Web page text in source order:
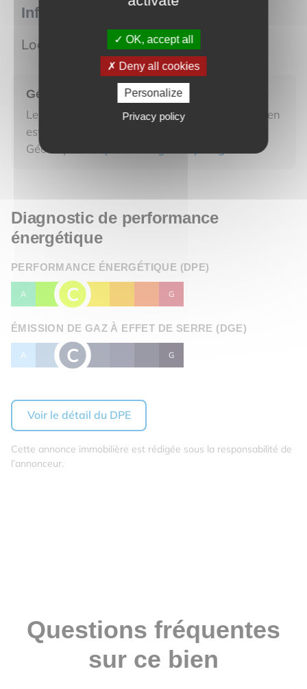
Informations sur le lot
Localisation :
Morteau
Géorisques
Les informations sur les risques auxquels ce bien
est exposé sont disponibles sur le site
Géorisques.
Diagnostic de performance
énergétique
PERFORMANCE ÉNERGÉTIQUE (DPE)
A C G
ÉMISSION DE GAZ À EFFET DE SERRE (DGE)
A C G
Voir le détail du DPE
Cette annonce immobilière est rédigée sous la responsabilité de
l’annonceur.
Questions fréquentes
sur ce bien
OK, accept all
Deny all cookies
Personalize
Privacy policy